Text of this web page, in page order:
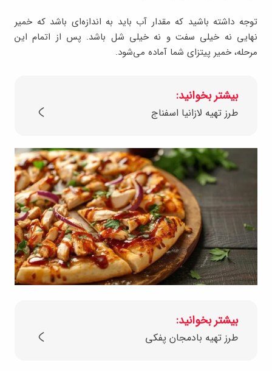
توجه داشته باشید که مقدار آب باید به اندازه‌ای باشد که خمیر
نهایی نه خیلی سفت و نه خیلی شل باشد. پس از اتمام این
مرحله، خمیر پیتزای شما آماده می‌شود.
بیشتر بخوانید:
طرز تهیه لازانیا اسفناج
بیشتر بخوانید:
طرز تهیه بادمجان پفکی